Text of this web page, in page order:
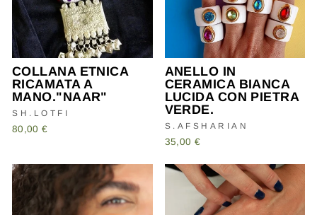
COLLANA ETNICA
RICAMATA A
MANO."NAAR"
SH.LOTFI
80,00 €
ANELLO IN
CERAMICA BIANCA
LUCIDA CON PIETRA
VERDE.
S.AFSHARIAN
35,00 €